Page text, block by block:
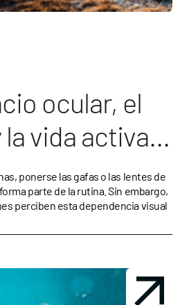
ocular, el
vida activa
nueva
sobre
ponerse las gafas o las lentes de
parte de la rutina. Sin embargo,
perciben esta dependencia visual